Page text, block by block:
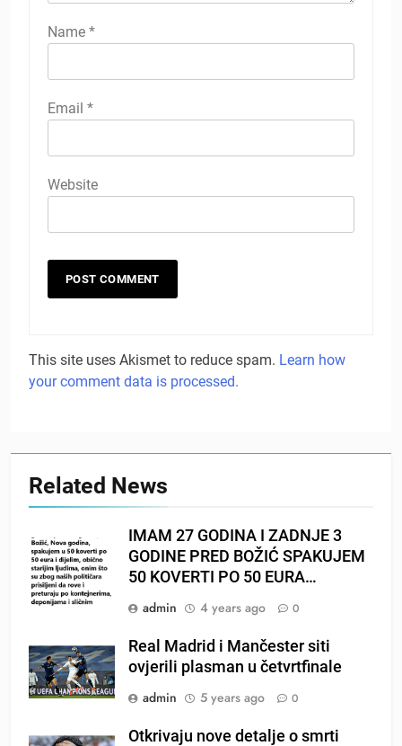
Name *
Email *
Website
This site uses Akismet to reduce spam. Learn how
your comment data is processed.
Related News
IMAM 27 GODINA I ZADNJE 3
GODINE PRED BOŽIĆ SPAKUJEM
50 KOVERTI PO 50 EURA…
admin
4 years ago 0
Real Madrid i Mančester siti
ovjerili plasman u četvrtfinale
admin
5 years ago 0
Otkrivaju nove detalje o smrti